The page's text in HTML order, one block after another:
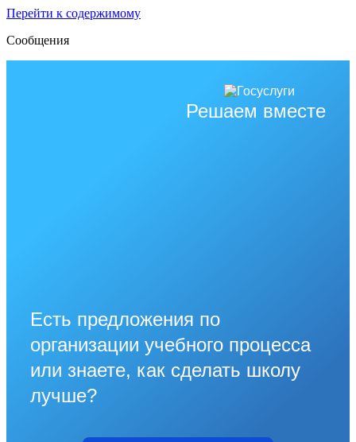
Перейти к содержимому
Сообщения
Решаем вместе
Есть предложения по
организации учебного процесса
или знаете, как сделать школу
лучше?